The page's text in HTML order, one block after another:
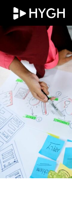
HYGH.tech